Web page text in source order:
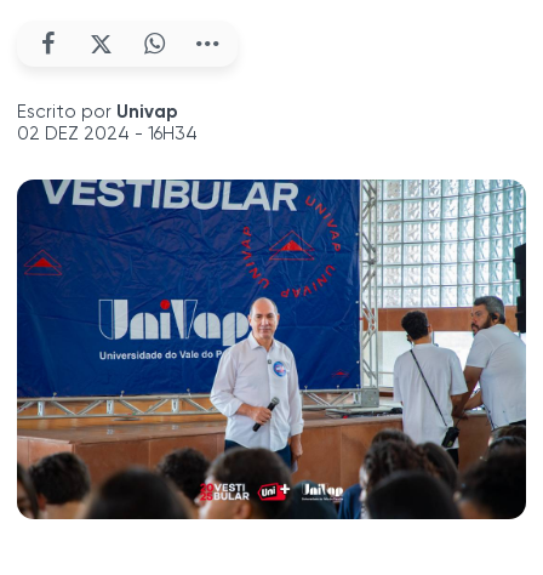
Escrito por Univap
02 DEZ 2024 - 16H34